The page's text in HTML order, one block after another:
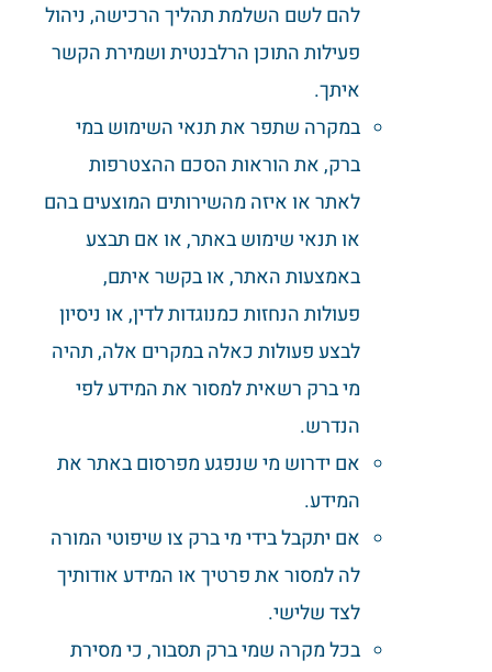
להם לשם השלמת תהליך הרכישה, ניהול
פעילות התוכן הרלבנטית ושמירת הקשר
איתך.
במקרה שתפר את תנאי השימוש במי
ברק, את הוראות הסכם ההצטרפות
לאתר או איזה מהשירותים המוצעים בהם
או תנאי שימוש באתר, או אם תבצע
באמצעות האתר, או בקשר איתם,
פעולות הנחזות כמנוגדות לדין, או ניסיון
לבצע פעולות כאלה במקרים אלה, תהיה
מי ברק רשאית למסור את המידע לפי
הנדרש.
אם ידרוש מי שנפגע מפרסום באתר את
המידע.
אם יתקבל בידי מי ברק צו שיפוטי המורה
לה למסור את פרטיך או המידע אודותיך
לצד שלישי.
בכל מקרה שמי ברק תסבור, כי מסירת